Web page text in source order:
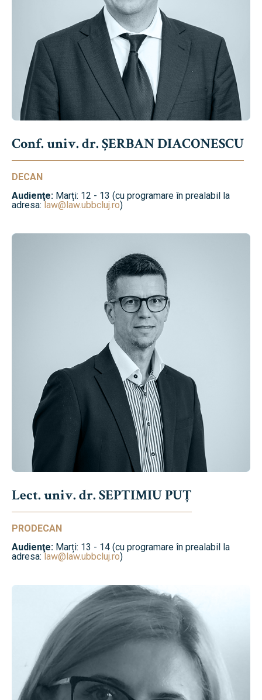
Conf. univ. dr. ȘERBAN DIACONESCU
DECAN
Audienţe: Marți: 12 - 13 (cu programare în prealabil la
adresa:law@law.ubbcluj.ro)
Lect. univ. dr. SEPTIMIU PUȚ
PRODECAN
Audienţe: Marți: 13 - 14 (cu programare în prealabil la
adresa:law@law.ubbcluj.ro)